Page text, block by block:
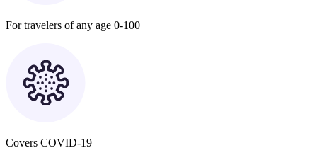
For travelers of any age 0-100
Covers COVID-19